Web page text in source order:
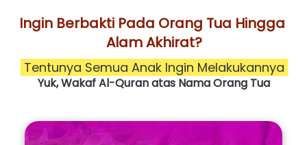
Ingin Berbakti Pada Orang Tua Hingga
Alam Akhirat?
Tentunya Semua Anak Ingin Melakukannya
Yuk, Wakaf Al-Quran atas Nama Orang Tua